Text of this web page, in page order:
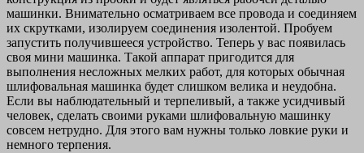
машинки. Внимательно осматриваем все провода и соединяем
их скрутками, изолируем соединения изолентой. Пробуем
запустить получившееся устройство. Теперь у вас появилась
своя мини машинка. Такой аппарат пригодится для
выполнения несложных мелких работ, для которых обычная
шлифовальная машинка будет слишком велика и неудобна.
Если вы наблюдательный и терпеливый, а также усидчивый
человек, сделать своими руками шлифовальную машинку
совсем нетрудно. Для этого вам нужны только ловкие руки и
немного терпения.